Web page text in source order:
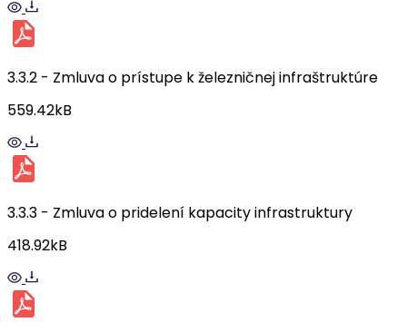
3.3.2 - Zmluva o prístupe k železničnej infraštruktúre
559.42kB
3.3.3 - Zmluva o pridelení kapacity infrastruktury
418.92kB